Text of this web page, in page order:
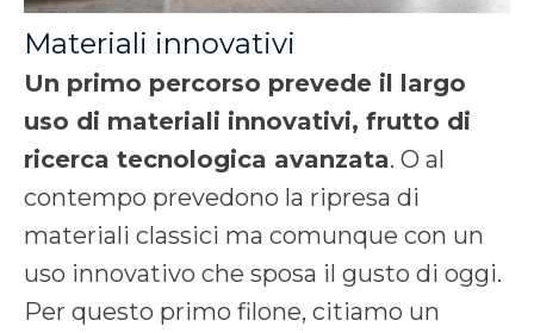
Materiali innovativi
Un primo percorso prevede il largo
uso di materiali innovativi, frutto di
ricerca tecnologica avanzata. O al
contempo prevedono la ripresa di
materiali classici ma comunque con un
uso innovativo che sposa il gusto di oggi.
Per questo primo filone, citiamo un